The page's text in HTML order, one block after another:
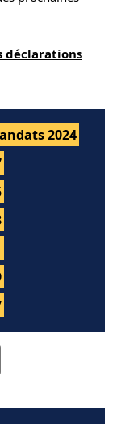
déclarations
2024